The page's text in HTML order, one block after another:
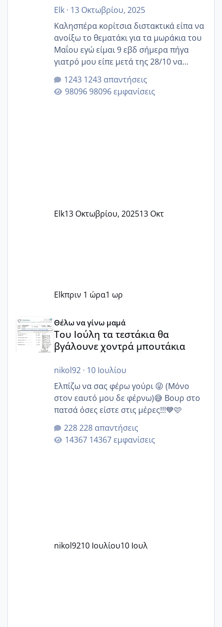
Elk· 13 Οκτωβρίου, 2025
Καλησπέρα κορίτσια διστακτικά είπα να
ανοίξω το θεματάκι για τα μωράκια του
Μαΐου εγώ είμαι 9 εβδ σήμερα πήγα
γιατρό μου είπε μετά της 28/10 να
κλείσω ραντεβού για την αυχενική είναι
καμιά άλλη κοπέλα να γεννάει Μάιο ;;
1243 απαντήσεις
98096 εμφανίσεις
Elk13 Οκτωβρίου, 202513 Οκτ
Elkπριν 1 ώρα1 ωρ
Θέλω να γίνω μαμά
Του Ιούλη τα τεστάκια θα
βγάλουνε χοντρά μπουτάκια
nikol92· 10 Ιουλίου
Ελπίζω να σας φέρω γούρι 😜 (Μόνο
στον εαυτό μου δε φέρνω)😅 Βουρ στο
πατσά όσες είστε στις μέρες!!!💙🩷
228 απαντήσεις
14367 εμφανίσεις
nikol9210 Ιουλίου10 Ιουλ